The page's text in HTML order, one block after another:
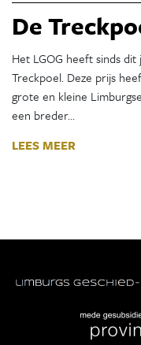
De
Het LGOG heeft sinds
Treckpoel. Deze prijs
grote en kleine
een breder…
LEES MEER